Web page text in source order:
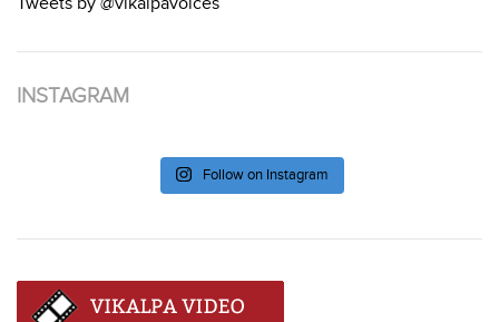
INSTAGRAM
Follow on Instagram